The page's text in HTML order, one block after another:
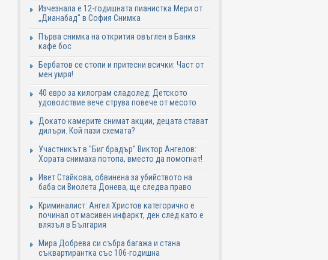
Изчезнала е 12-годишната пианистка Мери от
„Дианабад" в София Снимка
Първа снимка на открития овъглен в Банкя
кафе бос
Бербатов се стопи и притесни всички: Част от
мен умря!
40 евро за килограм сладолед: Детското
удоволствие вече струва повече от месото
Докато камерите снимат акции, децата стават
дилъри. Кой пази схемата?
Участникът в "Биг брадър" Виктор Ангелов:
Хората снимаха потопа, вместо да помогнат!
Ивет Стайкова, обвинена за убийството на
баба си Виолета Донева, ще следва право
Криминалист: Ангел Христов категорично е
починал от масивен инфаркт, ден след като е
влязъл в България
Мира Добрева си събра багажа и стана
съквартирантка със 106-годишна